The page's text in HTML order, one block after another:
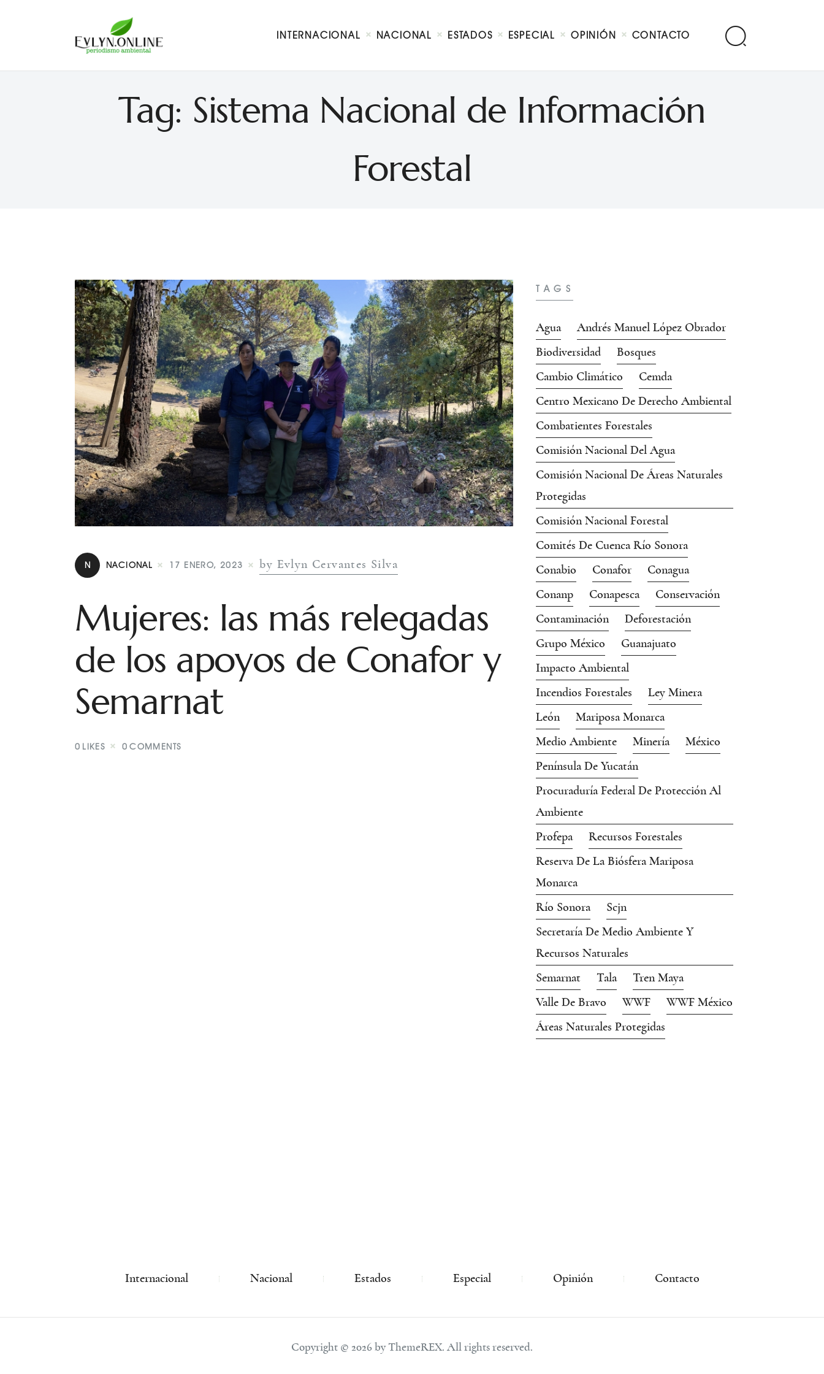
INTERNACIONAL NACIONAL ESTADOS ESPECIAL OPINIÓN CONTACTO
Tag: Sistema Nacional de Información
Forestal
Evlyn Online
Periodismo para autogobernarse
Nacional
Especial
Contacto
N NACIONAL 17 ENERO, 2023 by Evlyn Cervantes Silva
Mujeres: las más relegadas
de los apoyos de Conafor y
Semarnat
0 LIKES 0 COMMENTS
TAGS
Agua
Andrés Manuel López Obrador
Biodiversidad
Bosques
Cambio Climático
Cemda
Centro Mexicano De Derecho Ambiental
Combatientes Forestales
Comisión Nacional Del Agua
Comisión Nacional De Áreas Naturales
Protegidas
Comisión Nacional Forestal
Comités De Cuenca Río Sonora
Conabio
Conafor
Conagua
Conanp
Conapesca
Conservación
Contaminación
Deforestación
Grupo México
Guanajuato
Impacto Ambiental
Incendios Forestales
Ley Minera
León
Mariposa Monarca
Medio Ambiente
Minería
México
Península De Yucatán
Procuraduría Federal De Protección Al
Ambiente
Profepa
Recursos Forestales
Reserva De La Biósfera Mariposa
Monarca
Río Sonora
Scjn
Secretaría De Medio Ambiente Y
Recursos Naturales
Semarnat
Tala
Tren Maya
Valle De Bravo
WWF
WWF México
Áreas Naturales Protegidas
Internacional Nacional Estados Especial Opinión Contacto
Copyright © 2026 by ThemeREX. All rights reserved.